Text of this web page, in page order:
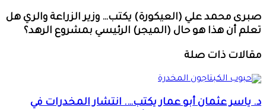
صبرى محمد علي (العيكورة) يكتب… وزير الزراعة والري هل
تعلم أن هذا هو حال (الميجر) الرئيسي بمشروع الرهد؟
مقالات ذات صلة
د. ياسر عثمان أبو عمار يكتب…. انتشار المخدرات في